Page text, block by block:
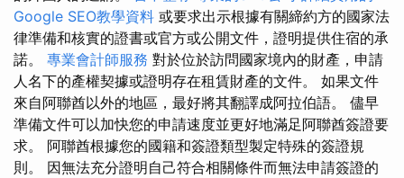
Google SEO教學資料 或要求出示根據有關締約方的國家法
律準備和核實的證書或官方或公開文件，證明提供住宿的承
諾。 專業會計師服務 對於位於訪問國家境內的財產，申請
人名下的產權契據或證明存在租賃財產的文件。 如果文件
來自阿聯酋以外的地區，最好將其翻譯成阿拉伯語。 儘早
準備文件可以加快您的申請速度並更好地滿足阿聯酋簽證要
求。 阿聯酋根據您的國籍和簽證類型製定特殊的簽證規
則。 因無法充分證明自己符合相關條件而無法申請簽證的